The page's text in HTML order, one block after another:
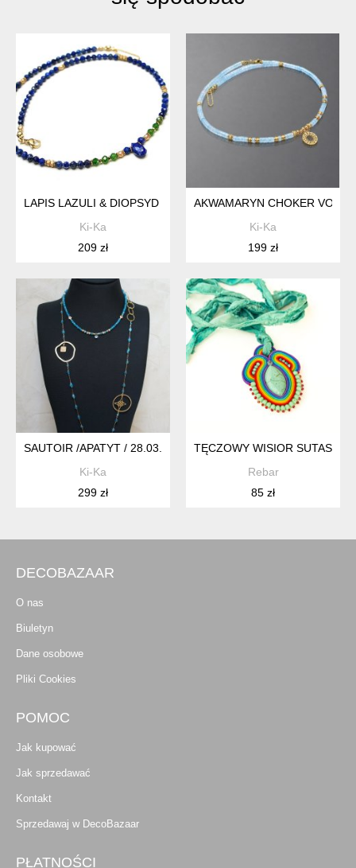
LAPIS LAZULI & DIOPSYD /CHOKER/ - SZLACHETNA
Ki-Ka
209 zł
AKWAMARYN CHOKER VOL.
Ki-Ka
199 zł
SAUTOIR /APATYT / 28.03.26 - NASZYJNIK
Ki-Ka
299 zł
TĘCZOWY WISIOR SUTASZ Z
Rebar
85 zł
DECOBAZAAR
O nas
Biuletyn
Dane osobowe
Pliki Cookies
POMOC
Jak kupować
Jak sprzedawać
Kontakt
Sprzedawaj w DecoBazaar
PŁATNOŚCI